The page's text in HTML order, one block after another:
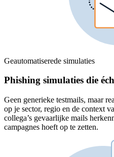
Geautomatiserede simulaties
Phishing simulaties die
Geen generieke testmails, maar
op je sector, regio en de context
collega’s gevaarlijke mails
campagnes hoeft op te zetten.